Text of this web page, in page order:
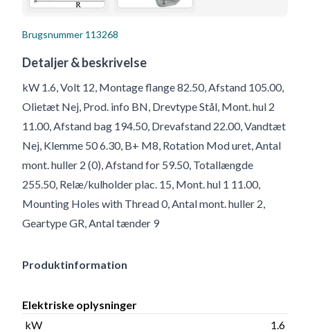
Brugsnummer 113268
Detaljer & beskrivelse
kW 1.6, Volt 12, Montage flange 82.50, Afstand 105.00,
Olietæt Nej, Prod. info BN, Drevtype Stål, Mont. hul 2
11.00, Afstand bag 194.50, Drevafstand 22.00, Vandtæt
Nej, Klemme 50 6.30, B+ M8, Rotation Mod uret, Antal
mont. huller 2 (0), Afstand for 59.50, Totallængde
255.50, Relæ/kulholder plac. 15, Mont. hul 1 11.00,
Mounting Holes with Thread 0, Antal mont. huller 2,
Geartype GR, Antal tænder 9
Produktinformation
Elektriske oplysninger
kW
1.6